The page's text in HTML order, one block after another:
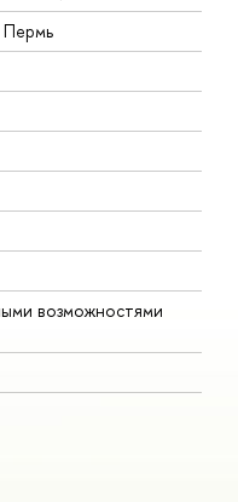
возможностями